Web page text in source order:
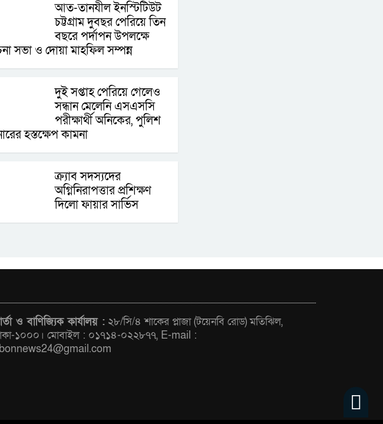
আত-তানযীল ইনস্টিটিউট
চট্টগ্রাম দুবছর পেরিয়ে তিন
বছরে পর্দাপন উপলক্ষে
সভা ও দোয়া মাহফিল সম্পন্ন
দু্ই সপ্তাহ পেরিয়ে গেলেও
সন্ধান মেলেনি এসএসসি
পরীক্ষার্থী অনিকের, পুলিশ
হস্তক্ষেপ কামনা
ক্র্যাব সদস্যদের
অগ্নিনিরাপত্তার প্রশিক্ষণ
দিলো ফায়ার সার্ভিস
ও বাণিজ্যিক কার্যালয় : ২৮/সি/৪ শাকের প্লাজা (টয়েনবি রোড) মতিঝিল,
১০০০। মোবাইল : ০১৭১৪-০২২৮৭৭, E-mail :